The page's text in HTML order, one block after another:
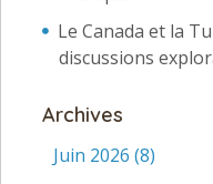
Le Canada et la
discussions
Archives
Juin 2026 (8)